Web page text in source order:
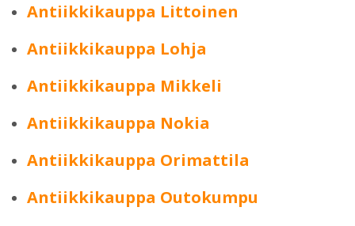
Antiikkikauppa Littoinen
Antiikkikauppa Lohja
Antiikkikauppa Mikkeli
Antiikkikauppa Nokia
Antiikkikauppa Orimattila
Antiikkikauppa Outokumpu